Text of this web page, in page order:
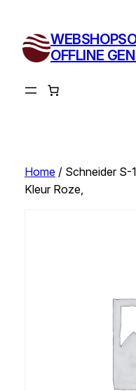
inhoud
OFFLINE
Home/ Schneider S-
Kleur Roze,